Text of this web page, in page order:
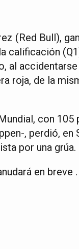
(Red Bull),
calificación
al
roja, de la
Mundial, con
, perdió,
por una grúa.
en breve .